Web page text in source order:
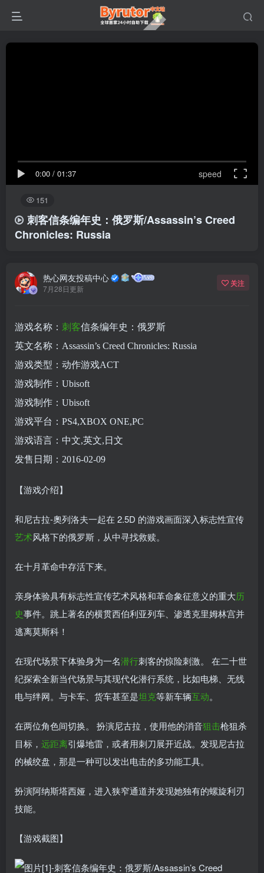
0:00 / 01:37 speed
151
刺客信条编年史：俄罗斯/Assassin’s Creed
Chronicles: Russia
热心网友投稿中心
7月28日更新
关注
游戏名称： 刺客信条编年史：俄罗斯
英文名称：Assassin’s Creed Chronicles: Russia
游戏类型：动作游戏ACT
游戏制作：Ubisoft
游戏制作：Ubisoft
游戏平台：PS4,XBOX ONE,PC
游戏语言：中文,英文,日文
发售日期：2016-02-09
【游戏介绍】
和尼古拉-奧列洛夫一起在 2.5D 的游戏画面深入标志性宣传
艺术风格下的俄罗斯，从中寻找救赎。
在十月革命中存活下来。
亲身体验具有标志性宣传艺术风格和革命象征意义的重大历
史事件。跳上著名的横贯西伯利亚列车、渗透克里姆林宫并
逃离莫斯科！
在现代场景下体验身为一名潜行刺客的惊险刺激。 在二十世
纪探索全新当代场景与其现代化潜行系统，比如电梯、无线
电与绊网。与卡车、货车甚至是坦克等新车辆互动。
在两位角色间切换。 扮演尼古拉，使用他的消音狙击枪狙杀
目标， 远距离引爆地雷，或者用刺刀展开近战。发现尼古拉
的械绞盘，那是一种可以发出电击的多功能工具。
扮演阿纳斯塔西娅，进入狭窄通道并发现她独有的螺旋利刃
技能。
【游戏截图】